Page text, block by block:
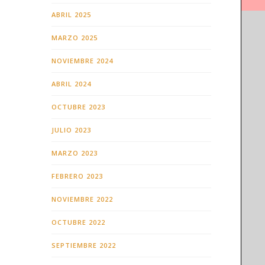
ABRIL 2025
MARZO 2025
NOVIEMBRE 2024
ABRIL 2024
OCTUBRE 2023
JULIO 2023
MARZO 2023
FEBRERO 2023
NOVIEMBRE 2022
OCTUBRE 2022
SEPTIEMBRE 2022